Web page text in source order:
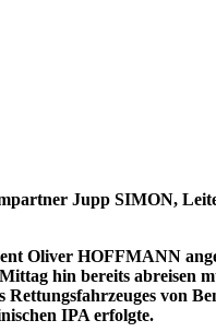
Jupp SIMON,
Oliver HOFFMANN
hin bereits abreisen
von
IPA erfolgte.